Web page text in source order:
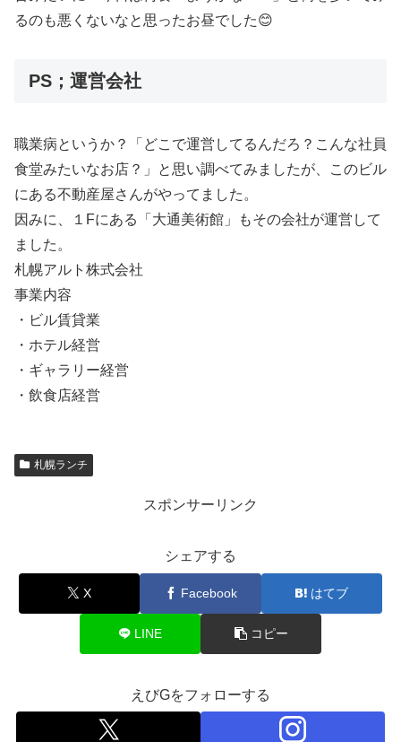
るのも悪くないなと思ったお昼でした😊
PS；運営会社
職業病というか？「どこで運営してるんだろ？こんな社員
食堂みたいなお店？」と思い調べてみましたが、このビル
にある不動産屋さんがやってました。
因みに、１Fにある「大通美術館」もその会社が運営して
ました。
札幌アルト株式会社
事業内容
・ビル賃貸業
・ホテル経営
・ギャラリー経営
・飲食店経営
札幌ランチ
スポンサーリンク
シェアする
X Facebook はてブ
LINE コピー
えびGをフォローする